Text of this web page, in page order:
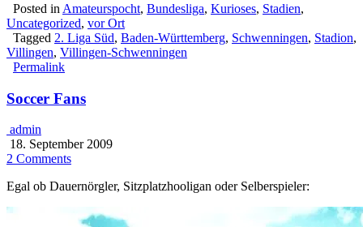
Posted in Amateurspocht, Bundesliga, Kurioses, Stadien,
Uncategorized, vor Ort
Tagged 2. Liga Süd, Baden-Württemberg, Schwenningen, Stadion,
Villingen, Villingen-Schwenningen
Permalink
Soccer Fans
admin
18. September 2009
2 Comments
Egal ob Dauernörgler, Sitzplatzhooligan oder Selberspieler: